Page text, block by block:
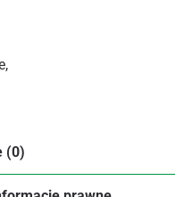
,
(0)